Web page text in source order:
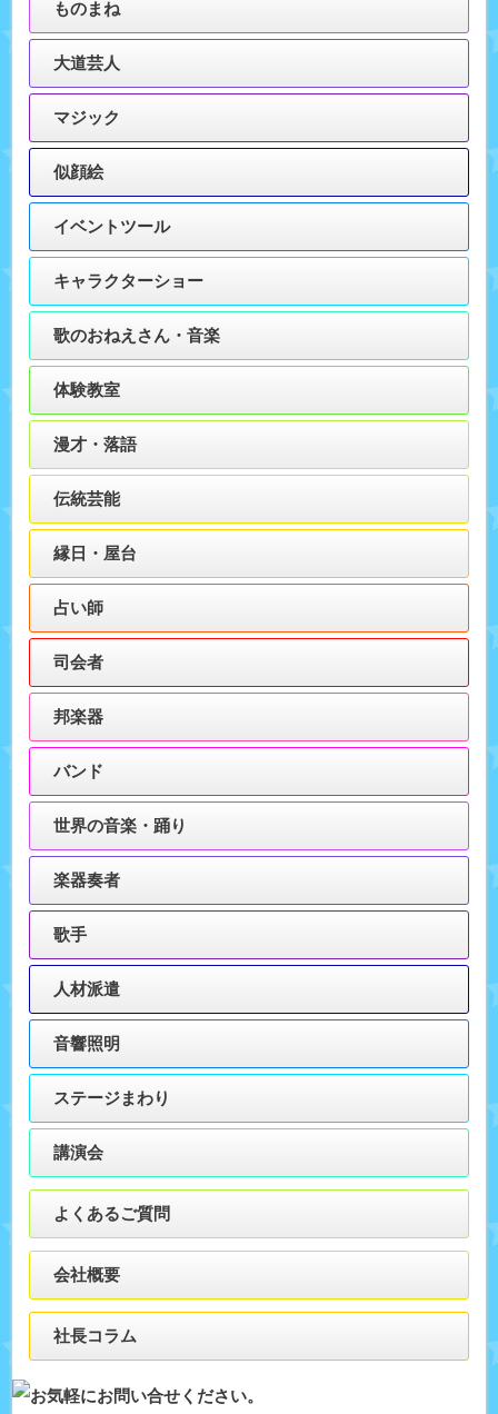
ものまね
大道芸人
マジック
似顔絵
イベントツール
キャラクターショー
歌のおねえさん・音楽
体験教室
漫才・落語
伝統芸能
縁日・屋台
占い師
司会者
邦楽器
バンド
世界の音楽・踊り
楽器奏者
歌手
人材派遣
音響照明
ステージまわり
講演会
よくあるご質問
会社概要
社長コラム